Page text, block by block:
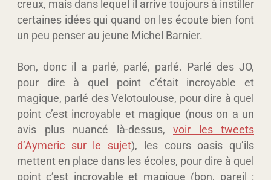
creux, mais dans lequel il arrive toujours à instiller
certaines idées qui quand on les écoute bien font
un peu penser au jeune Michel Barnier.
Bon, donc il a parlé, parlé, parlé. Parlé des JO,
pour dire à quel point c’était incroyable et
magique, parlé des Velotoulouse, pour dire à quel
point c’est incroyable et magique (nous on a un
avis plus nuancé là-dessus, voir les tweets
d’Aymeric sur le sujet), les cours oasis qu’ils
mettent en place dans les écoles, pour dire à quel
point c’est incroyable et magique (bon, pareil :